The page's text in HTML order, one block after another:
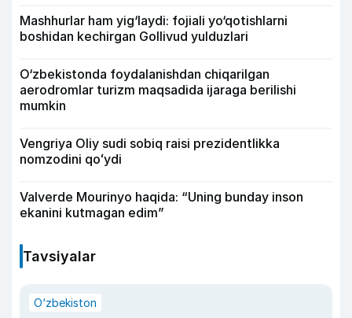
Mashhurlar ham yig‘laydi: fojiali yo‘qotishlarni
boshidan kechirgan Gollivud yulduzlari
O‘zbekistonda foydalanishdan chiqarilgan
aerodromlar turizm maqsadida ijaraga berilishi
mumkin
Vengriya Oliy sudi sobiq raisi prezidentlikka
nomzodini qoʻydi
Valverde Mourinyo haqida: “Uning bunday inson
ekanini kutmagan edim”
Tavsiyalar
O‘zbekiston